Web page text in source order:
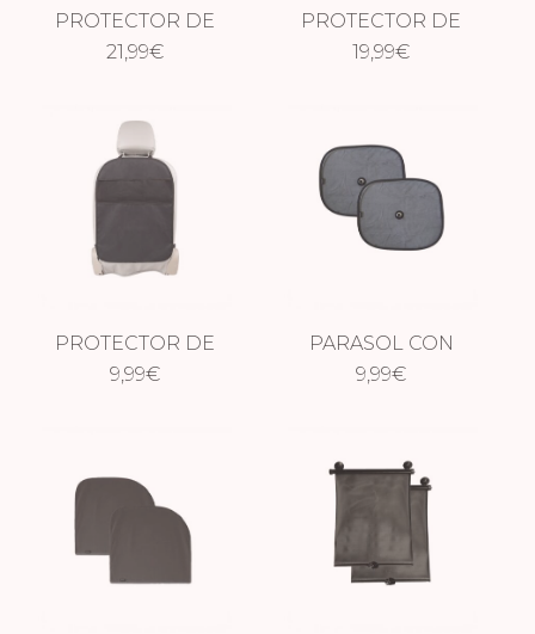
PROTECTOR DE
ASIENTO
21,99€
PROTECTOR DE
RESPALDO CON
19,99€
PROTECTOR DE
RESPALDO
9,99€
PARASOL CON
VENTOSAS PACK 2
9,99€